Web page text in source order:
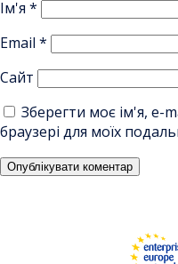
Ім'я *
Email *
Сайт
Зберегти моє ім'я, e-
браузері для моїх